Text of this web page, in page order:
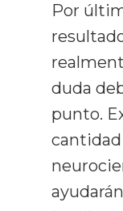
Por
duda
punto.